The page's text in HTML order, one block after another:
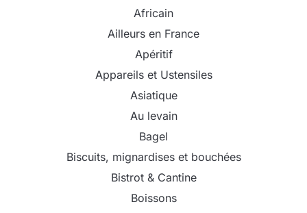
Africain
Ailleurs en France
Apéritif
Appareils et Ustensiles
Asiatique
Au levain
Bagel
Biscuits, mignardises et bouchées
Bistrot & Cantine
Boissons